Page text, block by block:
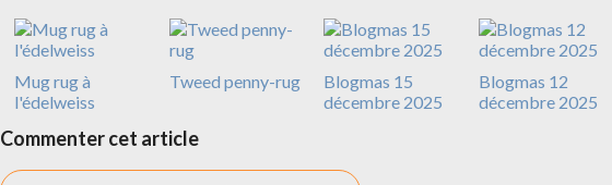
Mug rug à
l'édelweiss
Tweed penny-rug
Blogmas 15
décembre 2025
Blogmas 12
décembre 2025
Commenter cet article